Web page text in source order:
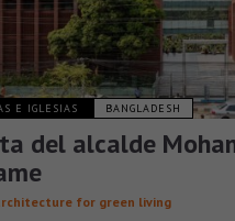
E IGLESIAS BANGLADESH
del alcalde
for green living